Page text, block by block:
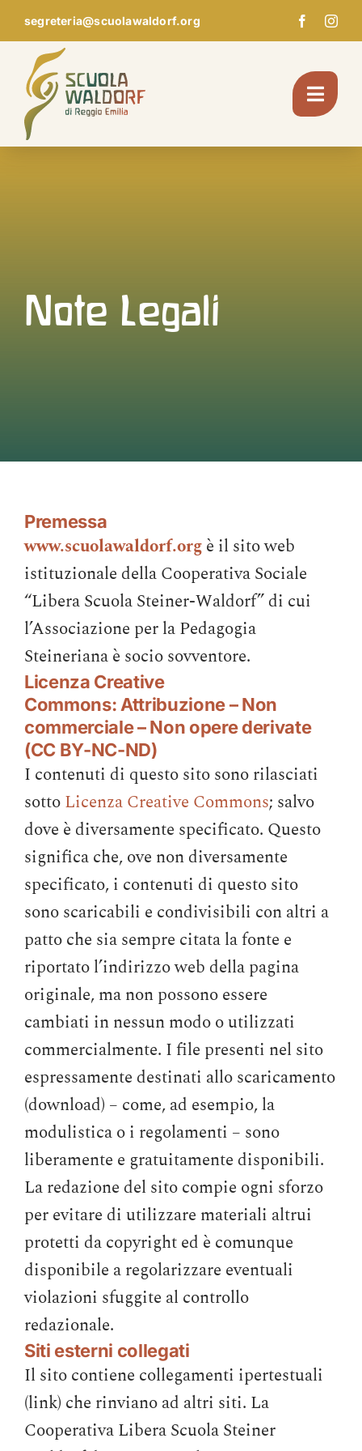
Skip
to
content
segreteria@scuolawaldorf.org
Note Legali
Premessa
www.scuolawaldorf.orgè il sito web
istituzionale della Cooperativa Sociale
“Libera Scuola Steiner-Waldorf” di cui
l’Associazione per la Pedagogia
Steineriana è socio sovventore.
Licenza Creative
Commons: Attribuzione – Non
commerciale – Non opere derivate
(CC BY-NC-ND)
I contenuti di questo sito sono rilasciati
sottoLicenza Creative Commons; salvo
dove è diversamente specificato. Questo
significa che, ove non diversamente
specificato, i contenuti di questo sito
sono scaricabili e condivisibili con altri a
patto che sia sempre citata la fonte e
riportato l’indirizzo web della pagina
originale, ma non possono essere
cambiati in nessun modo o utilizzati
commercialmente. I file presenti nel sito
espressamente destinati allo scaricamento
(download) – come, ad esempio, la
modulistica o i regolamenti – sono
liberamente e gratuitamente disponibili.
La redazione del sito compie ogni sforzo
per evitare di utilizzare materiali altrui
protetti da copyright ed è comunque
disponibile a regolarizzare eventuali
violazioni sfuggite al controllo
redazionale.
Siti esterni collegati
Il sito contiene collegamenti ipertestuali
(link) che rinviano ad altri siti. La
Cooperativa Libera Scuola Steiner